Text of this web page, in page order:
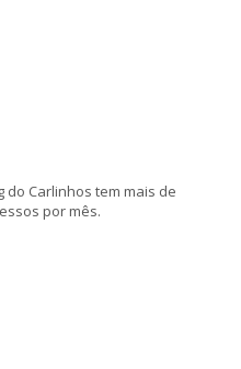
do Carlinhos tem mais de
por mês.